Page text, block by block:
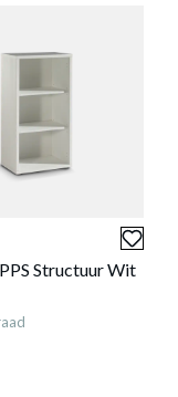
Structuur Wit
WIT
winkelen